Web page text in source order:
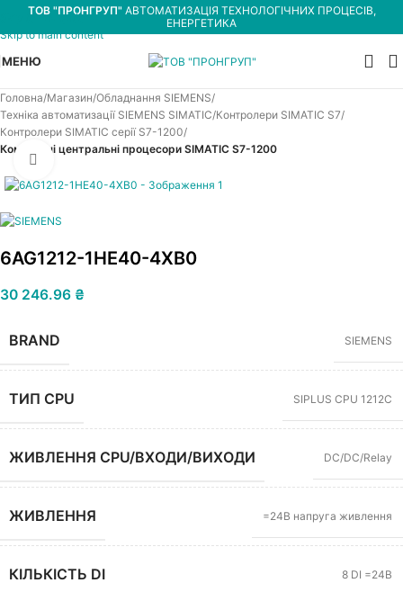
Skip to navigation
Skip to main content
ТОВ "ПРОНГРУП" АВТОМАТИЗАЦІЯ ТЕХНОЛОГІЧНИХ ПРОЦЕСІВ,
ЕНЕРГЕТИКА
МЕНЮ
Головна Магазин Обладнання SIEMENS
Техніка автоматизації SIEMENS SIMATIC Контролери SIMATIC S7
Контролери SIMATIC серії S7-1200
Компактні центральні процесори SIMATIC S7-1200
Увеличить
6AG1212-1HE40-4XB0
30 246.96 ₴
BRAND SIEMENS
ТИП CPU SIPLUS CPU 1212C
ЖИВЛЕННЯ CPU/ВХОДИ/ВИХОДИ DC/DC/Relay
ЖИВЛЕННЯ =24В напруга живлення
КІЛЬКІСТЬ DI 8 DI =24В